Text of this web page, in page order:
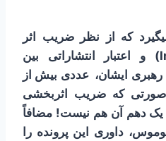
که از نظر ضریب اثر
و اعتبار انتشاراتی بین
رهبری ایشان، عددی بیش از
صورتی که ضریب اثربخشی
یک دهم آن هم نیست! مضافاً
داوری این پرونده را